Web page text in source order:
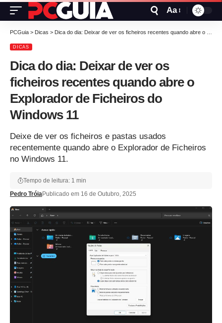
Aa
PCGuia > Dicas > Dica do dia: Deixar de ver os ficheiros recentes quando abre o Explorador de Ficheiros do Windows 11
DICAS
Dica do dia: Deixar de ver os
ficheiros recentes quando abre o
Explorador de Ficheiros do
Windows 11
Deixe de ver os ficheiros e pastas usados
recentemente quando abre o Explorador de Ficheiros
no Windows 11.
Pedro TróiaPublicado em 16 de Outubro, 2025
Tempo de leitura: 1 min